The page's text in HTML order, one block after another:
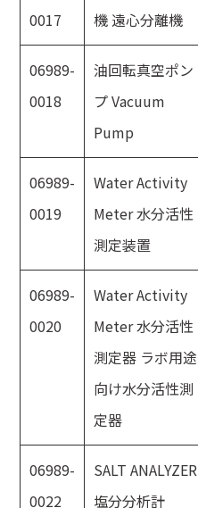
0017
機 遠心分離機
06989-
0018
油回転真空ポン
プ Vacuum
Pump
06989-
0019
Water Activity
Meter 水分活性
測定装置
06989-
0020
Water Activity
Meter 水分活性
測定器 ラボ用途
向け水分活性測
定器
06989-
0022
SALT ANALYZER
塩分分析計